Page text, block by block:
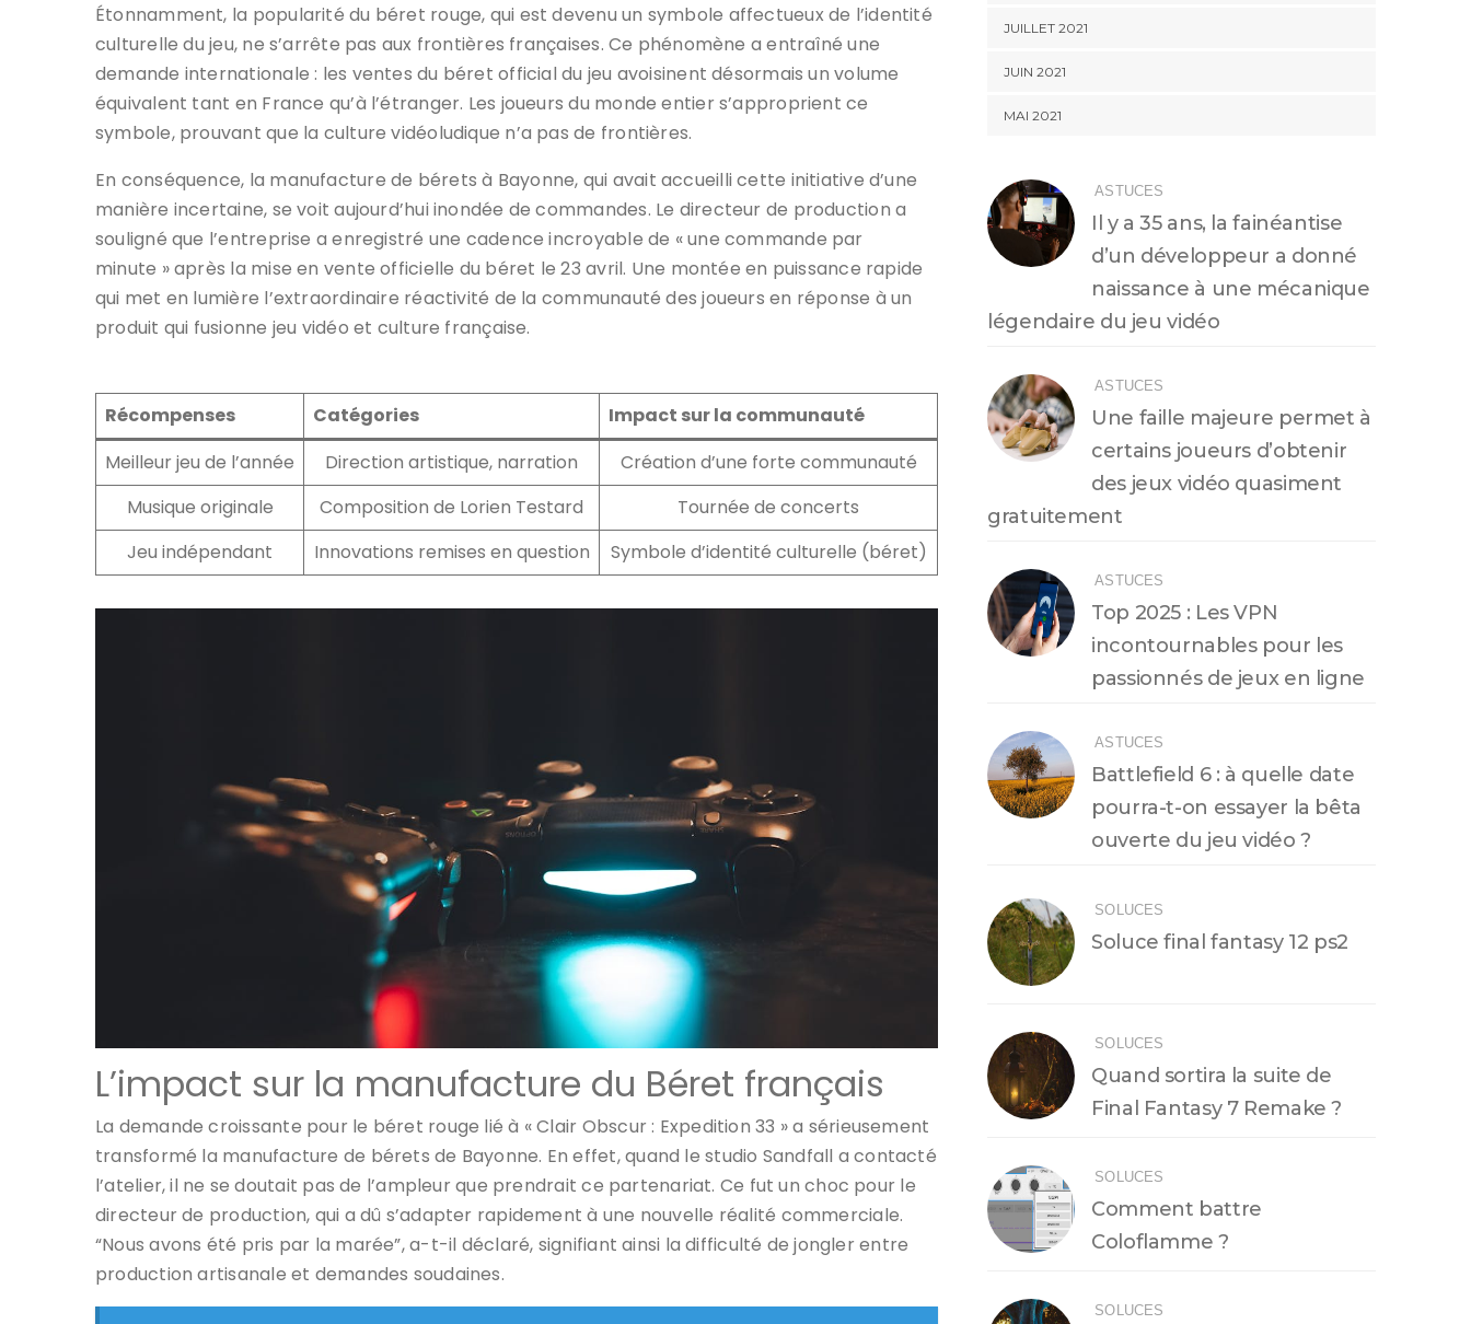
Étonnamment, la popularité du béret rouge, qui est devenu un symbole affectueux de l’identité
culturelle du jeu, ne s’arrête pas aux frontières françaises. Ce phénomène a entraîné une
demande internationale : les ventes du béret official du jeu avoisinent désormais un volume
équivalent tant en France qu’à l’étranger. Les joueurs du monde entier s’approprient ce
symbole, prouvant que la culture vidéoludique n’a pas de frontières.
En conséquence, la manufacture de bérets à Bayonne, qui avait accueilli cette initiative d’une
manière incertaine, se voit aujourd’hui inondée de commandes. Le directeur de production a
souligné que l’entreprise a enregistré une cadence incroyable de « une commande par
minute » après la mise en vente officielle du béret le 23 avril. Une montée en puissance rapide
qui met en lumière l’extraordinaire réactivité de la communauté des joueurs en réponse à un
produit qui fusionne jeu vidéo et culture française.
Récompenses Catégories
Impact sur la communauté
Meilleur jeu de l’année
Direction artistique, narration
Création d’une forte communauté
Musique originale
Composition de Lorien Testard
Tournée de concerts
Jeu indépendant
Innovations remises en question Symbole d’identité culturelle (béret)
L’impact sur la manufacture du Béret français
La demande croissante pour le béret rouge lié à « Clair Obscur : Expedition 33 » a sérieusement
transformé la manufacture de bérets de Bayonne. En effet, quand le studio Sandfall a contacté
l’atelier, il ne se doutait pas de l’ampleur que prendrait ce partenariat. Ce fut un choc pour le
directeur de production, qui a dû s’adapter rapidement à une nouvelle réalité commerciale.
“Nous avons été pris par la marée”, a-t-il déclaré, signifiant ainsi la difficulté de jongler entre
production artisanale et demandes soudaines.
JUILLET 2021
JUIN 2021
MAI 2021
ASTUCES
Il y a 35 ans, la fainéantise
d’un développeur a donné
naissance à une mécanique
légendaire du jeu vidéo
ASTUCES
Une faille majeure permet à
certains joueurs d’obtenir
des jeux vidéo quasiment
gratuitement
ASTUCES
Top 2025 : Les VPN
incontournables pour les
passionnés de jeux en ligne
ASTUCES
Battlefield 6 : à quelle date
pourra-t-on essayer la bêta
ouverte du jeu vidéo ?
SOLUCES
Soluce final fantasy 12 ps2
SOLUCES
Quand sortira la suite de
Final Fantasy 7 Remake ?
SOLUCES
Comment battre
Coloflamme ?
SOLUCES